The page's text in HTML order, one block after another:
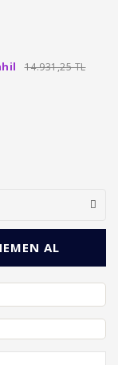
14.931,25 TL
AL